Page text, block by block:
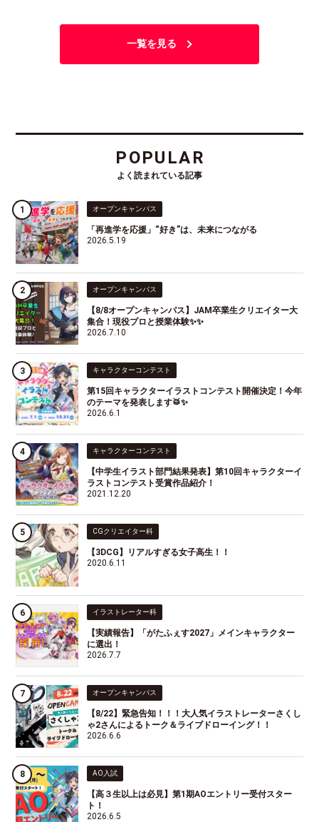
一覧を見る
POPULAR
よく読まれている記事
オープンキャンパス
「再進学を応援」“好き”は、未来につながる
2026.5.19
オープンキャンパス
【8/8オープンキャンパス】JAM卒業生クリエイター大
集合！現役プロと授業体験✨✨
2026.7.10
キャラクターコンテスト
第15回キャラクターイラストコンテスト開催決定！今年
のテーマを発表します🥁✨
2026.6.1
キャラクターコンテスト
【中学生イラスト部門結果発表】第10回キャラクターイ
ラストコンテスト受賞作品紹介！
2021.12.20
CGクリエイター科
【3DCG】リアルすぎる女子高生！！
2020.6.11
イラストレーター科
【実績報告】「がたふぇす2027」メインキャラクター
に選出！
2026.7.7
オープンキャンパス
【8/22】緊急告知！！！大人気イラストレーターさくし
ゃ2さんによるトーク＆ライブドローイング！！
2026.6.6
AO入試
【高３生以上は必見】第1期AOエントリー受付スター
ト！
2026.6.5